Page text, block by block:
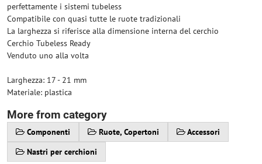
perfettamente i sistemi tubeless
Compatibile con quasi tutte le ruote tradizionali
La larghezza si riferisce alla dimensione interna del cerchio
Cerchio Tubeless Ready
Venduto uno alla volta
Larghezza: 17 - 21 mm
Materiale: plastica
More from category
Componenti Ruote, Copertoni
Accessori
Nastri per cerchioni